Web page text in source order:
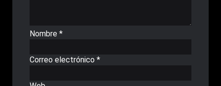
Nombre *
Correo electrónico *